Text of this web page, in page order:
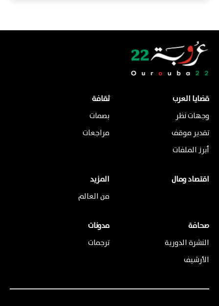
قضايا العرب
وجهات نظر
تقدير موقف
أبرز الملفات
ثقافة
بصمات
مراجعات
اقتصاد ومال
المزيد
من العالم
صحافة
النشرة الدورية
الأرشيف
مدونات
ترجمات